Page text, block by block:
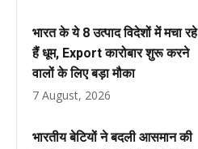
भारत के ये 8 उत्पाद विदेशों में मचा रहे
हैं धूम, Export कारोबार शुरू करने
वालों के लिए बड़ा मौका
7 August, 2026
भारतीय बेटियों ने बदली आसमान की